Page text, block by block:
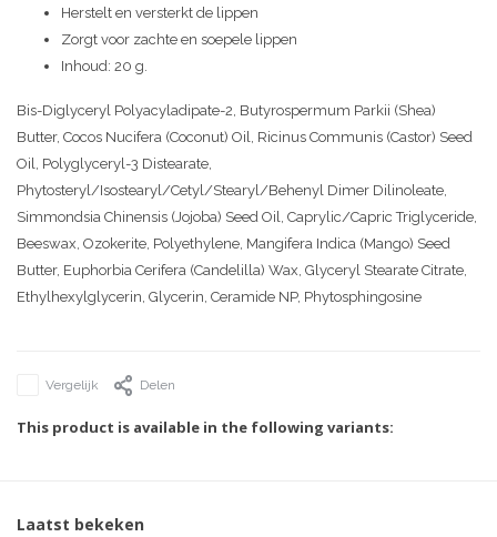
Herstelt en versterkt de lippen
Zorgt voor zachte en soepele lippen
Inhoud: 20 g.
Bis-Diglyceryl Polyacyladipate-2, Butyrospermum Parkii (Shea)
Butter, Cocos Nucifera (Coconut) Oil, Ricinus Communis (Castor) Seed
Oil, Polyglyceryl-3 Distearate,
Phytosteryl/Isostearyl/Cetyl/Stearyl/Behenyl Dimer Dilinoleate,
Simmondsia Chinensis (Jojoba) Seed Oil, Caprylic/Capric Triglyceride,
Beeswax, Ozokerite, Polyethylene, Mangifera Indica (Mango) Seed
Butter, Euphorbia Cerifera (Candelilla) Wax, Glyceryl Stearate Citrate,
Ethylhexylglycerin, Glycerin, Ceramide NP, Phytosphingosine
Vergelijk Delen
This product is available in the following variants:
Laatst bekeken